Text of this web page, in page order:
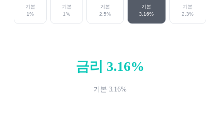
기본
1%
기본
1%
기본
2.5%
기본
3.16%
기본
2.3%
금리 3.16%
기본 3.16%